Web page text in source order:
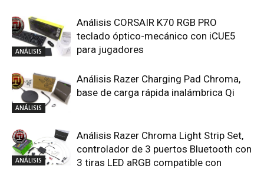
ANÁLISIS
Análisis CORSAIR K70 RGB PRO
teclado óptico-mecánico con iCUE5
para jugadores
ANÁLISIS
Análisis Razer Charging Pad Chroma,
base de carga rápida inalámbrica Qi
ANÁLISIS
Análisis Razer Chroma Light Strip Set,
controlador de 3 puertos Bluetooth con
3 tiras LED aRGB compatible con